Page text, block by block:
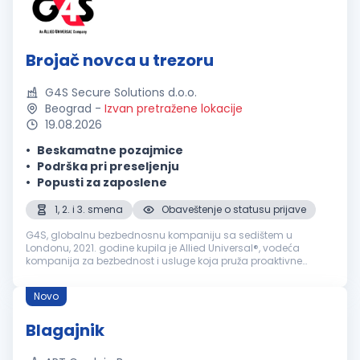
Brojač novca u trezoru
G4S Secure Solutions d.o.o.
Beograd - Izvan pretražene lokacije
19.08.2026
Beskamatne pozajmice
Podrška pri preseljenju
Popusti za zaposlene
1, 2. i 3. smena
Obaveštenje o statusu prijave
G4S, globalnu bezbednosnu kompaniju sa sedištem u
Londonu, 2021. godine kupila je Allied Universal®, vodeća
kompanija za bezbednost i usluge koja pruža proaktivne
isporuku prilagođenih, int...
Novo
Blagajnik